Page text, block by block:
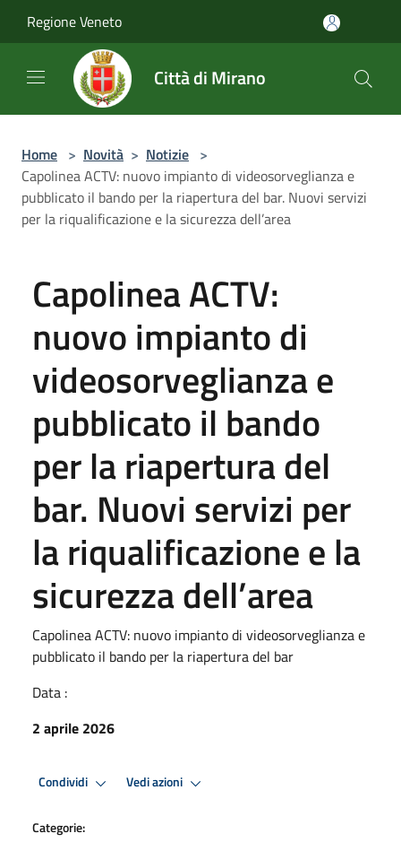
Regione Veneto
Città di Mirano
Home > Novità > Notizie >
Capolinea ACTV: nuovo impianto di videosorveglianza e
pubblicato il bando per la riapertura del bar. Nuovi servizi
per la riqualificazione e la sicurezza dell’area
Capolinea ACTV:
nuovo impianto di
videosorveglianza e
pubblicato il bando
per la riapertura del
bar. Nuovi servizi per
la riqualificazione e la
sicurezza dell’area
Capolinea ACTV: nuovo impianto di videosorveglianza e
pubblicato il bando per la riapertura del bar
Data :
2 aprile 2026
Condividi Vedi azioni
Categorie: